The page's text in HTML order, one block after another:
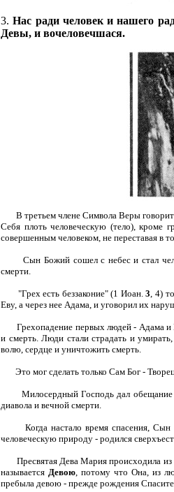
3. Нас ради человек и нашего
Девы, и вочеловечшася.
В третьем члене Символа Веры
Себя плоть человеческую (тело), кроме
совершенным человеком, не переставая в
Сын Божий сошел с небес и стал
смерти.
"Грех есть беззаконие" (1 Иоан.3, 4)
Еву, а через нее Адама, и уговорил их
Грехопадение первых людей - Адама и
и смерть. Люди стали страдать и
волю, сердце и уничтожить смерть.
Это мог сделать только Сам Бог -
Милосердный Господь дал обещание
диавола и вечной смерти.
Когда настало время спасения,
человеческую природу - родился
Пресвятая Дева Мария происходила
называется Девою, потому что Она, из
пребыла девою - прежде рождения